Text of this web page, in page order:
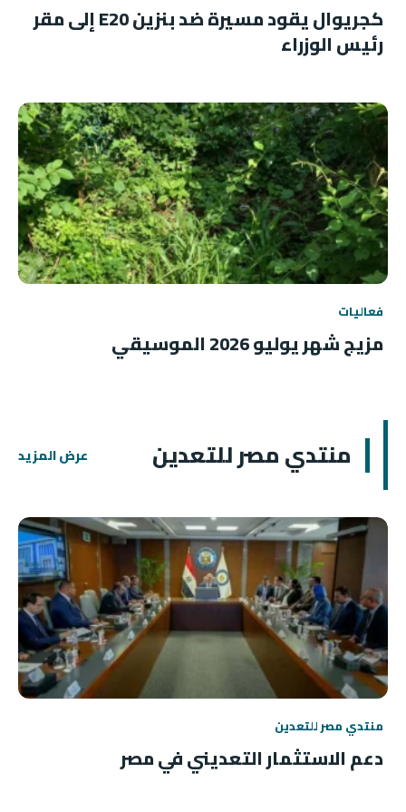
كجريوال يقود مسيرة ضد بنزين E20 إلى مقر
رئيس الوزراء
فعاليات
مزيج شهر يوليو 2026 الموسيقي
منتدي مصر للتعدين عرض المزيد
منتدي مصر للتعدين
دعم الاستثمار التعديني في مصر